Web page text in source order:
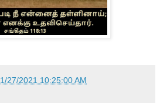
1/27/2021 10:25:00 AM